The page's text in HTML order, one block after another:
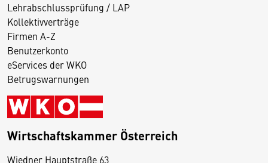
Lehrabschlussprüfung / LAP
Kollektivverträge
Firmen A-Z
Benutzerkonto
eServices der WKO
Betrugswarnungen
Wirtschaftskammer Österreich
Wiedner Hauptstraße 63